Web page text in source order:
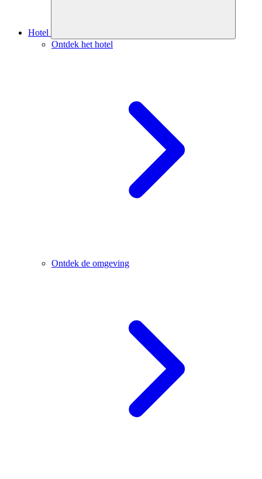
Hotel
Ontdek het hotel
Ontdek de omgeving